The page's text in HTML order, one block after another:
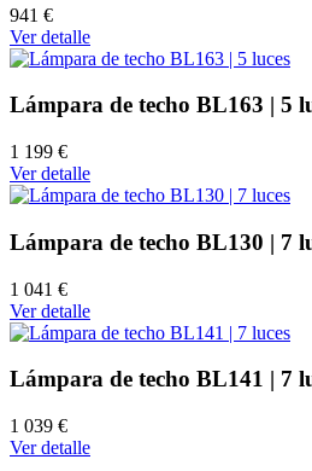
941 €
Ver detalle
Lámpara de techo BL163 | 5
1 199 €
Ver detalle
Lámpara de techo BL130 | 7
1 041 €
Ver detalle
Lámpara de techo BL141 | 7
1 039 €
Ver detalle